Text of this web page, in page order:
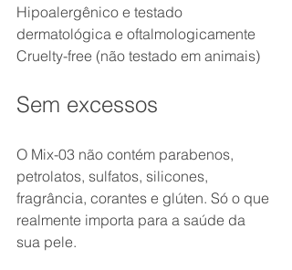
Hipoalergênico e testado
dermatológica e oftalmologicamente
Cruelty-free (não testado em animais)
Sem excessos
O Mix-03 não contém parabenos,
petrolatos, sulfatos, silicones,
fragrância, corantes e glúten. Só o que
realmente importa para a saúde da
sua pele.